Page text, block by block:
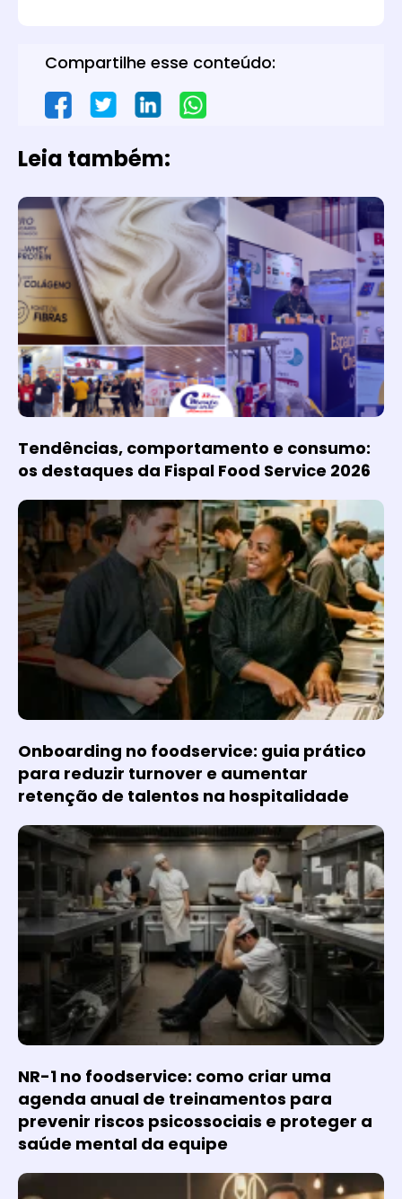
Compartilhe esse conteúdo:
Leia também:
Tendências, comportamento e consumo:
os destaques da Fispal Food Service 2026
Onboarding no foodservice: guia prático
para reduzir turnover e aumentar
retenção de talentos na hospitalidade
NR-1 no foodservice: como criar uma
agenda anual de treinamentos para
prevenir riscos psicossociais e proteger a
saúde mental da equipe